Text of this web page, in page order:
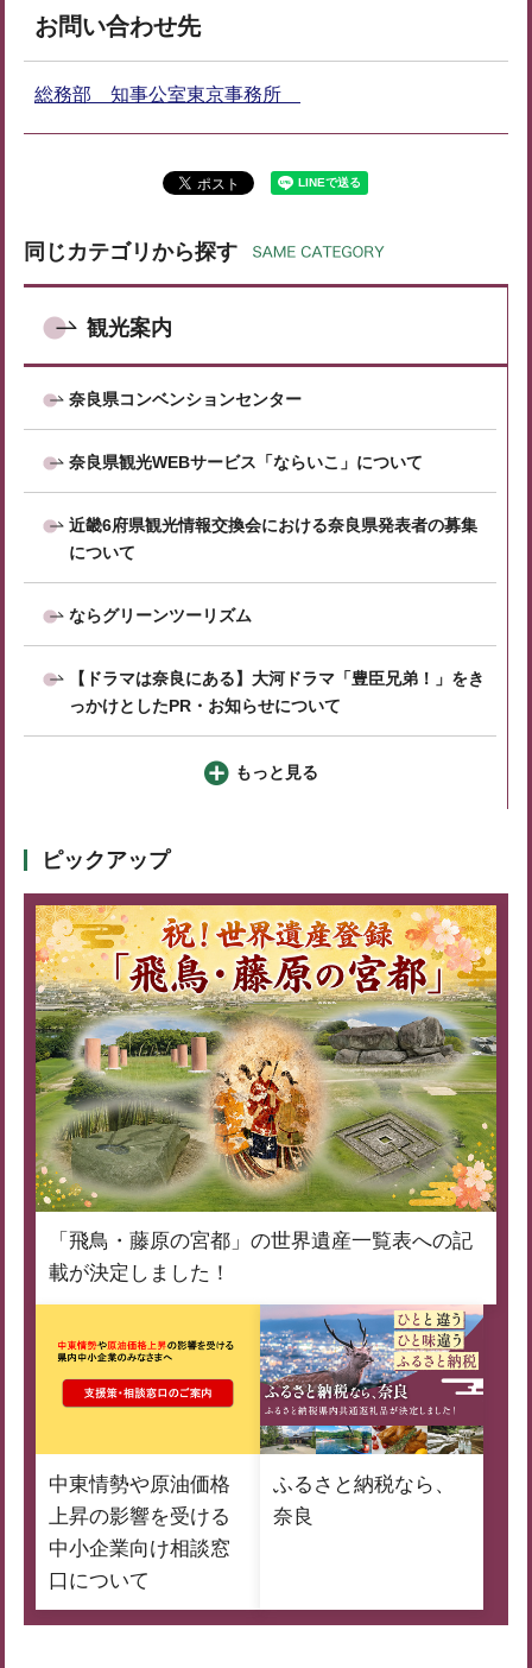
お問い合わせ先
総務部 知事公室東京事務所
同じカテゴリから探す
観光案内
奈良県コンベンションセンター
奈良県観光WEBサービス「ならいこ」について
近畿6府県観光情報交換会における奈良県発表者の募集
について
ならグリーンツーリズム
【ドラマは奈良にある】大河ドラマ「豊臣兄弟！」をき
っかけとしたPR・お知らせについて
もっと見る
ピックアップ
「飛鳥・藤原の宮都」の世界遺産一覧表への記
載が決定しました！
中東情勢や原油価格
上昇の影響を受ける
中小企業向け相談窓
口について
ふるさと納税なら、
奈良